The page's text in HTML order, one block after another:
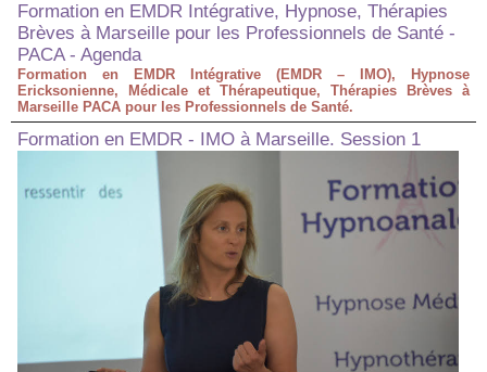
Formation en EMDR Intégrative, Hypnose, Thérapies
Brèves à Marseille pour les Professionnels de Santé -
PACA - Agenda
Formation en EMDR Intégrative (EMDR – IMO), Hypnose
Ericksonienne, Médicale et Thérapeutique, Thérapies Brèves à
Marseille PACA pour les Professionnels de Santé.
Formation en EMDR - IMO à Marseille. Session 1